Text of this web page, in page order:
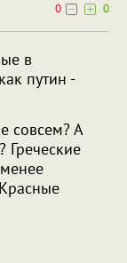
0
0
в
путин -
совсем? А
Греческие